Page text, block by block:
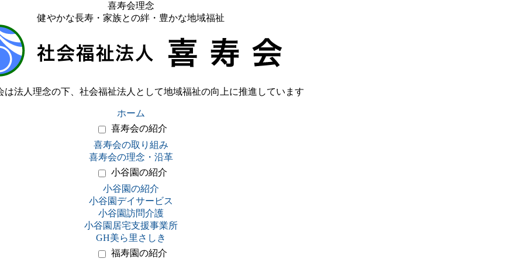
喜寿会理念
健やかな長寿・家族との絆・豊かな地域福祉
は法人理念の下、社会福祉法人として地域福祉の向上に推進しています
ホーム
喜寿会の紹介
喜寿会の取り組み
喜寿会の理念・沿革
小谷園の紹介
小谷園の紹介
小谷園デイサービス
小谷園訪問介護
小谷園居宅支援事業所
GH美ら里さしき
福寿園の紹介